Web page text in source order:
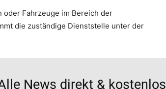
oder Fahrzeuge im Bereich der
die zuständige Dienststelle unter der
News direkt & kostenlos